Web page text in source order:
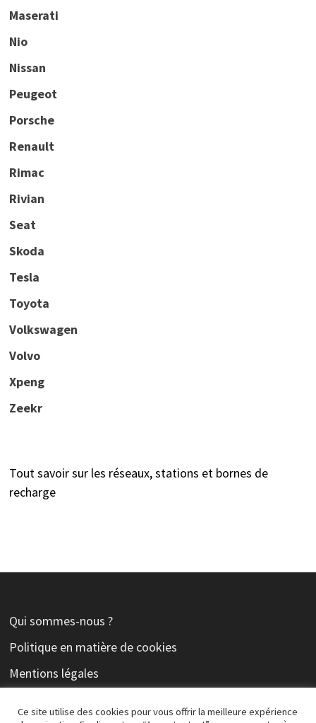
Maserati
Nio
Nissan
Peugeot
Porsche
Renault
Rimac
Rivian
Seat
Skoda
Tesla
Toyota
Volkswagen
Volvo
Xpeng
Zeekr
Tout savoir sur les réseaux, stations et bornes de
recharge
Qui sommes-nous ?
Politique en matière de cookies
Mentions légales
Ce site utilise des cookies pour vous offrir la meilleure expérience